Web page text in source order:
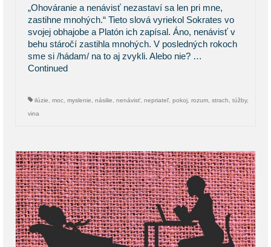
„Ohováranie a nenávisť nezastaví sa len pri mne,
zastihne mnohých.“ Tieto slová vyriekol Sokrates vo
svojej obhajobe a Platón ich zapísal. Áno, nenávisť v
behu stáročí zastihla mnohých. V posledných rokoch
sme si /hádam/ na to aj zvykli. Alebo nie? …
Continued
ilúzie moc myslenie násilie nenávisť nepriateľ pokoj rozum strach túžby,
vina